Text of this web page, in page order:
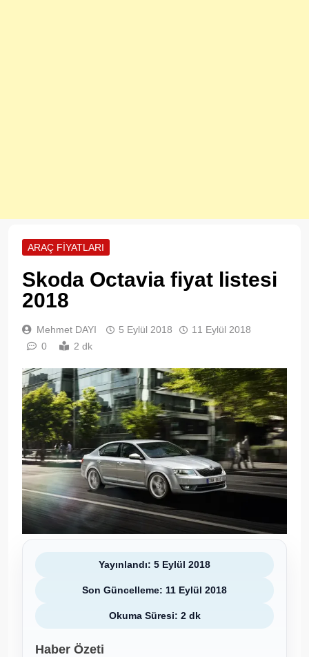
ARAÇ FIYATLARI
Skoda Octavia fiyat listesi
2018
Mehmet DAYI 5 Eylül 2018
11 Eylül 2018
0
2 dk
Yayınlandı: 5 Eylül 2018
Son Güncelleme: 11 Eylül 2018
Okuma Süresi: 2 dk
Haber Özeti